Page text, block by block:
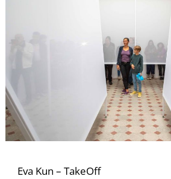
Eva Kun – TakeOff